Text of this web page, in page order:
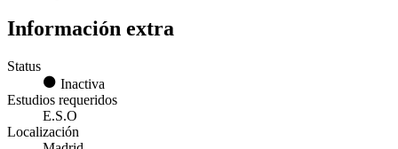
Información extra
Status
Inactiva
Estudios requeridos
E.S.O
Localización